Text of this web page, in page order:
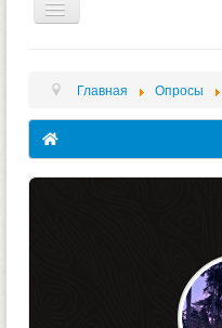
ФОРУМ
ВИДЕО
БЛОГИ
Главная Опросы